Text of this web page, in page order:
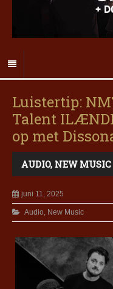
Luistertip:
Talent
op met
AUDIO, NEW MUSIC
juni 11, 2025
Audio, New Music